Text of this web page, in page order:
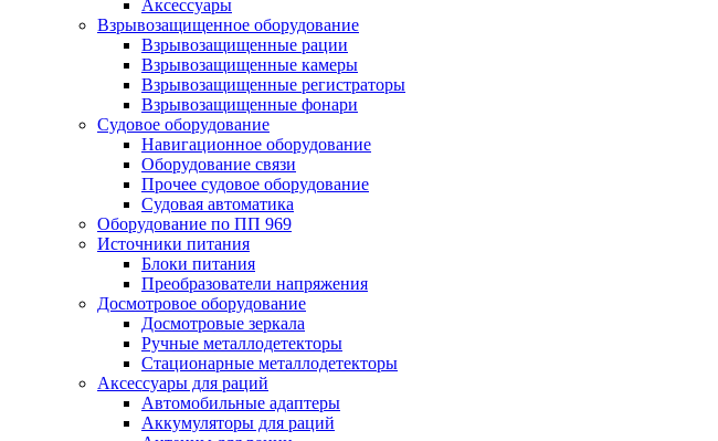
Аксессуары
Взрывозащищенное оборудование
Взрывозащищенные рации
Взрывозащищенные камеры
Взрывозащищенные регистраторы
Взрывозащищенные фонари
Судовое оборудование
Навигационное оборудование
Оборудование связи
Прочее судовое оборудование
Судовая автоматика
Оборудование по ПП 969
Источники питания
Блоки питания
Преобразователи напряжения
Досмотровое оборудование
Досмотровые зеркала
Ручные металлодетекторы
Стационарные металлодетекторы
Аксессуары для раций
Автомобильные адаптеры
Аккумуляторы для раций